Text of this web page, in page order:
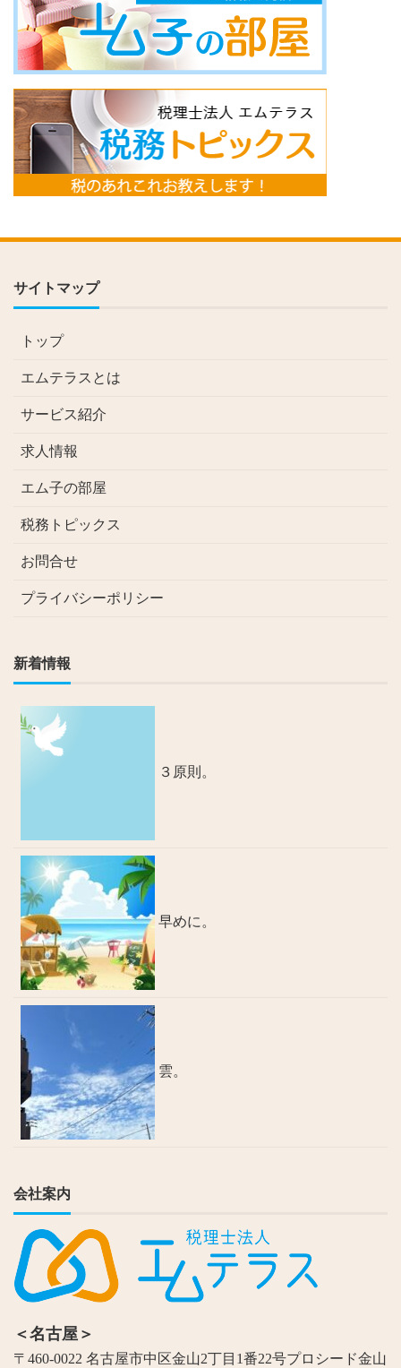
サイトマップ
トップ
エムテラスとは
サービス紹介
求人情報
エム子の部屋
税務トピックス
お問合せ
プライバシーポリシー
新着情報
３原則。
早めに。
雲。
会社案内
＜名古屋＞
〒460-0022 名古屋市中区金山2丁目1番22号プロシード金山